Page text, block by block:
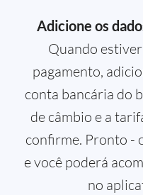
Adicione os
Quando
pagamento,
conta bancária do
de câmbio e a
confirme. Pronto -
e você poderá
no